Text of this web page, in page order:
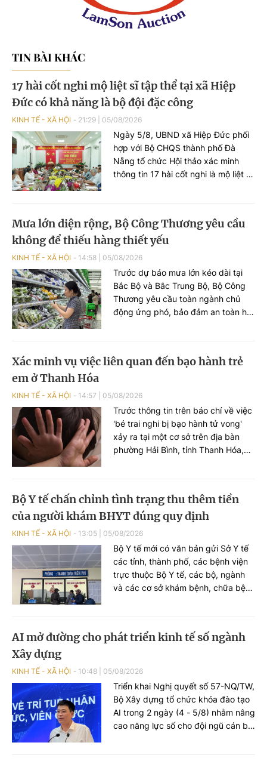
TIN BÀI KHÁC
17 hài cốt nghi mộ liệt sĩ tập thể tại xã Hiệp
Đức có khả năng là bộ đội đặc công
KINH TẾ - XÃ HỘI 21:29 05/08/2026
Ngày 5/8, UBND xã Hiệp Đức phối
hợp với Bộ CHQS thành phố Đà
Nẵng tổ chức Hội thảo xác minh
thông tin 17 hài cốt nghi là mộ liệt sĩ
Mưa lớn diện rộng, Bộ Công Thương yêu cầu
không để thiếu hàng thiết yếu
KINH TẾ - XÃ HỘI 14:58 05/08/2026
Trước dự báo mưa lớn kéo dài tại
Bắc Bộ và Bắc Trung Bộ, Bộ Công
Thương yêu cầu toàn ngành chủ
động ứng phó, bảo đảm an toàn hồ
Xác minh vụ việc liên quan đến bạo hành trẻ
em ở Thanh Hóa
KINH TẾ - XÃ HỘI 14:57 05/08/2026
Trước thông tin trên báo chí về việc
'bé trai nghi bị bạo hành tử vong'
xảy ra tại một cơ sở trên địa bàn
phường Hải Bình, tỉnh Thanh Hóa,
quan đến trẻ em.
Bộ Y tế chấn chỉnh tình trạng thu thêm tiền
của người khám BHYT đúng quy định
KINH TẾ - XÃ HỘI 13:05 05/08/2026
Bộ Y tế mới có văn bản gửi Sở Y tế
các tỉnh, thành phố, các bệnh viện
trực thuộc Bộ Y tế, các bộ, ngành
và các cơ sở khám bệnh, chữa bệnh
nhưng vẫn bị thu thêm chi phí ngoài
quyền lợi hợp pháp của người tham
AI mở đường cho phát triển kinh tế số ngành
Xây dựng
KINH TẾ - XÃ HỘI 10:48 05/08/2026
Triển khai Nghị quyết số 57-NQ/TW,
Bộ Xây dựng tổ chức khóa đào tạo
AI trong 2 ngày (4 - 5/8) nhằm nâng
cao năng lực số cho đội ngũ cán bộ,